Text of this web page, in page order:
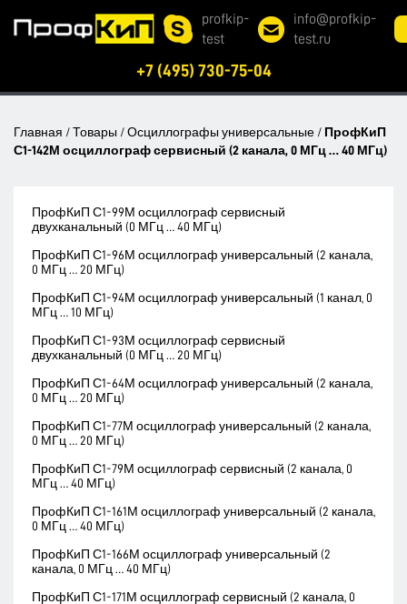
profkip-
test
info@profkip-
test.ru
+7 (495) 730-75-04
Главная / Товары / Осциллографы универсальные / ПрофКиП
С1-142М осциллограф сервисный (2 канала, 0 МГц … 40 МГц)
ПрофКиП С1-99М осциллограф сервисный
двухканальный (0 МГц … 40 МГц)
ПрофКиП С1-96М осциллограф универсальный (2 канала,
0 МГц … 20 МГц)
ПрофКиП С1-94М осциллограф универсальный (1 канал, 0
МГц … 10 МГц)
ПрофКиП С1-93М осциллограф сервисный
двухканальный (0 МГц … 20 МГц)
ПрофКиП С1-64М осциллограф универсальный (2 канала,
0 МГц … 20 МГц)
ПрофКиП С1-77М осциллограф универсальный (2 канала,
0 МГц … 20 МГц)
ПрофКиП С1-79М осциллограф сервисный (2 канала, 0
МГц … 40 МГц)
ПрофКиП С1-161М осциллограф универсальный (2 канала,
0 МГц … 40 МГц)
ПрофКиП С1-166М осциллограф универсальный (2
канала, 0 МГц … 40 МГц)
ПрофКиП С1-171М осциллограф сервисный (2 канала, 0